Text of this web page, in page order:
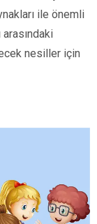
ile önemli
nesiller için